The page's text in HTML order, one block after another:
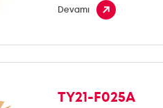
Devamı
TY21-F025A